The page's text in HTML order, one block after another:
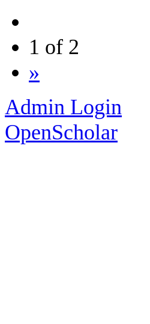
1 of 2
»
Admin Login
OpenScholar